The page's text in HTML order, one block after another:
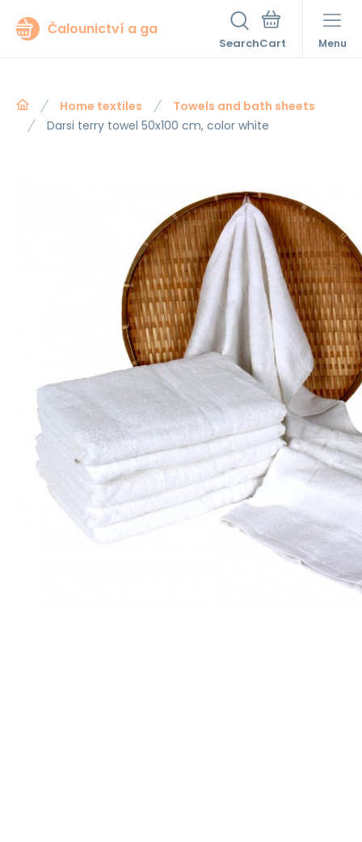
Čalounictví a ga
Search Menu
Home textiles
Towels and bath sheets
Darsi terry towel 50x100 cm, color white